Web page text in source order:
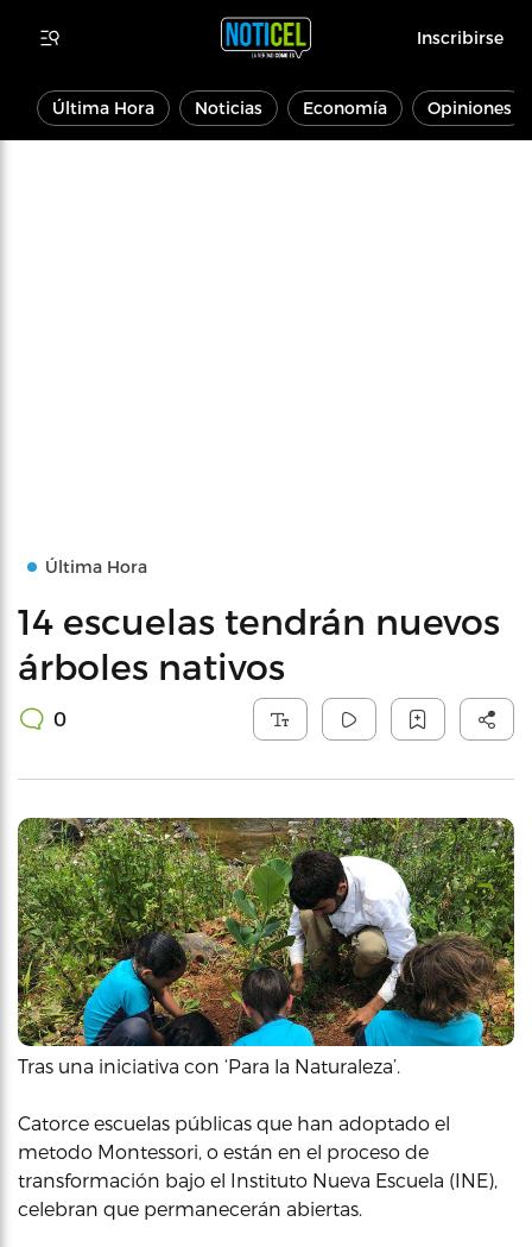
Inscribirse
Última Hora Noticias Economía Opiniones
Última Hora
14 escuelas tendrán nuevos
árboles nativos
0
Tras una iniciativa con ‘Para la Naturaleza’.
Catorce escuelas públicas que han adoptado el
metodo Montessori, o están en el proceso de
transformación bajo el Instituto Nueva Escuela (INE),
celebran que permanecerán abiertas.